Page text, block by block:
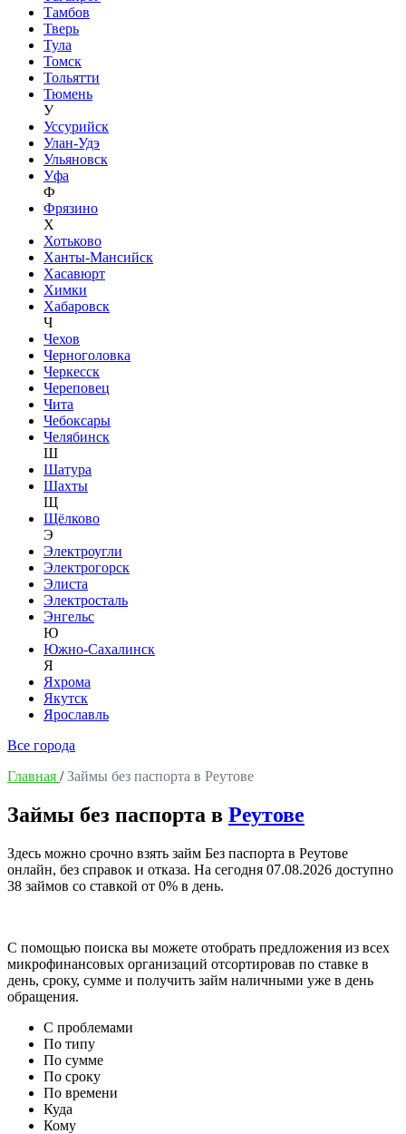
Тамбов
Тверь
Тула
Томск
Тольятти
Тюмень
У
Уссурийск
Улан-Удэ
Ульяновск
Уфа
Ф
Фрязино
Х
Хотьково
Ханты-Мансийск
Хасавюрт
Химки
Хабаровск
Ч
Чехов
Черноголовка
Черкесск
Череповец
Чита
Чебоксары
Челябинск
Ш
Шатура
Шахты
Щ
Щёлково
Э
Электроугли
Электрогорск
Элиста
Электросталь
Энгельс
Ю
Южно-Сахалинск
Я
Яхрома
Якутск
Ярославль
Все города
Главная /Займы без паспорта в Реутове
Займы без паспорта в Реутове
Здесь можно срочно взять займ Без паспорта в Реутове
онлайн, без справок и отказа. На сегодня 07.08.2026 доступно
38 займов со ставкой от 0% в день.
С помощью поиска вы можете отобрать предложения из всех
микрофинансовых организаций отсортировав по ставке в
день, сроку, сумме и получить займ наличными уже в день
обращения.
С проблемами
По типу
По сумме
По сроку
По времени
Куда
Кому